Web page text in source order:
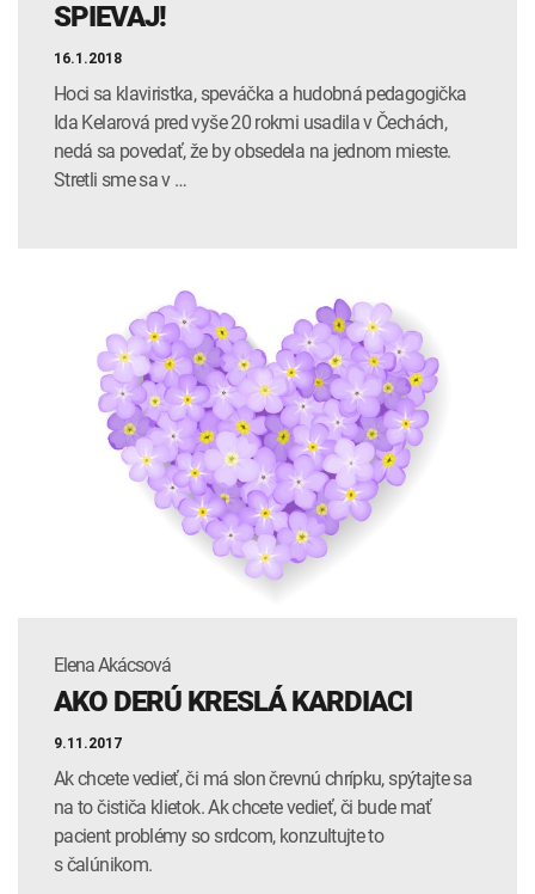
SPIEVAJ!
16.1.2018
Hoci sa klaviristka, speváčka a hudobná pedagogička
Ida Kelarová pred vyše 20 rokmi usadila v Čechách,
nedá sa povedať, že by obsedela na jednom mieste.
Stretli sme sa v …
Elena Akácsová
AKO DERÚ KRESLÁ KARDIACI
9.11.2017
Ak chcete vedieť, či má slon črevnú chrípku, spýtajte sa
na to čističa klietok. Ak chcete vedieť, či bude mať
pacient problémy so srdcom, konzultujte to
s čalúnikom.